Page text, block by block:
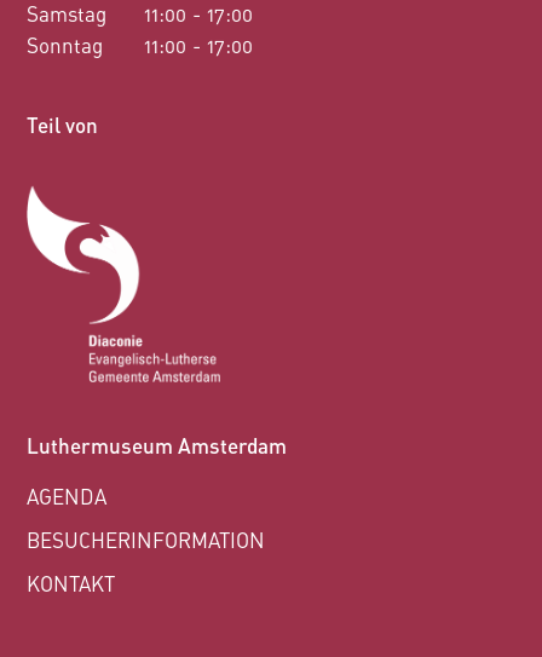
Samstag
Sonntag
11:00 - 17:00
11:00 - 17:00
Teil von
Luthermuseum Amsterdam
AGENDA
BESUCHERINFORMATION
KONTAKT